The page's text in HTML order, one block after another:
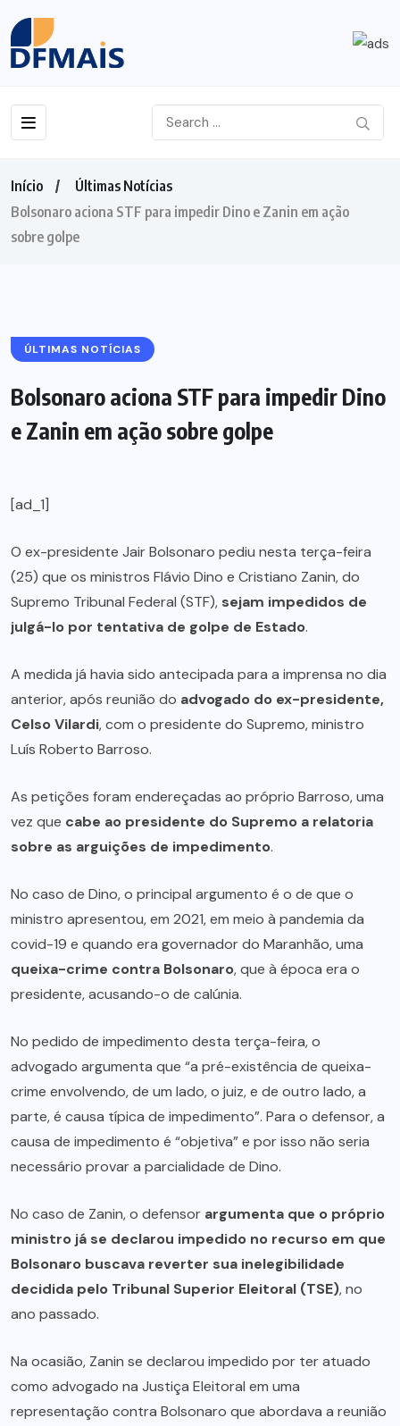
Início
Últimas Notícias
Bolsonaro aciona STF para impedir Dino e Zanin em ação
sobre golpe
ÚLTIMAS NOTÍCIAS
Bolsonaro aciona STF para impedir Dino
e Zanin em ação sobre golpe
[ad_1]
O ex-presidente Jair Bolsonaro pediu nesta terça-feira
(25) que os ministros Flávio Dino e Cristiano Zanin, do
Supremo Tribunal Federal (STF), sejam impedidos de
julgá-lo por tentativa de golpe de Estado.
A medida já havia sido antecipada para a imprensa no dia
anterior, após reunião do advogado do ex-presidente,
Celso Vilardi, com o presidente do Supremo, ministro
Luís Roberto Barroso.
As petições foram endereçadas ao próprio Barroso, uma
vez que cabe ao presidente do Supremo a relatoria
sobre as arguições de impedimento.
No caso de Dino, o principal argumento é o de que o
ministro apresentou, em 2021, em meio à pandemia da
covid-19 e quando era governador do Maranhão, uma
queixa-crime contra Bolsonaro, que à época era o
presidente, acusando-o de calúnia.
No pedido de impedimento desta terça-feira, o
advogado argumenta que “a pré-existência de queixa-
crime envolvendo, de um lado, o juiz, e de outro lado, a
parte, é causa típica de impedimento”. Para o defensor, a
causa de impedimento é “objetiva” e por isso não seria
necessário provar a parcialidade de Dino.
No caso de Zanin, o defensor argumenta que o próprio
ministro já se declarou impedido no recurso em que
Bolsonaro buscava reverter sua inelegibilidade
decidida pelo Tribunal Superior Eleitoral (TSE), no
ano passado.
Na ocasião, Zanin se declarou impedido por ter atuado
como advogado na Justiça Eleitoral em uma
representação contra Bolsonaro que abordava a reunião